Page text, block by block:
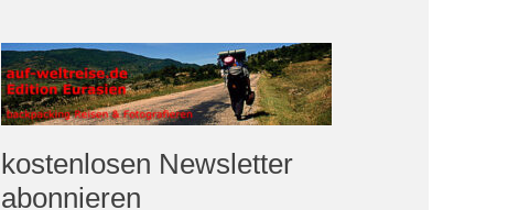
kostenlosen Newsletter
abonnieren